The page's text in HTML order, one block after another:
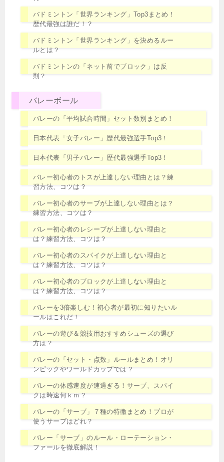
バドミントン「世界ランキング」Top3まとめ！
歴代最強は誰だ！？
バドミントン「世界ランキング」を決めるルー
ルとは？
バドミントンの「ネット前でブロック」は反
則？
バレーボール
バレーの「平均試合時間」セット数別まとめ！
日本代表「女子バレー」歴代最強選手Top3！
日本代表「男子バレー」歴代最強選手Top3！
バレー初心者のトスが上達しない理由とは？練
習方法、コツは？
バレー初心者のサーブが上達しない理由とは？
練習方法、コツは？
バレー初心者のレシーブが上達しない理由と
は？練習方法、コツは？
バレー初心者のスパイクが上達しない理由と
は？練習方法、コツは？
バレー初心者のブロックが上達しない理由と
は？練習方法、コツは？
バレーを3倍楽しむ！初心者が最初に知りたいル
ールはこれだ！
バレーの遊び＆競技用おすすめシューズの選び
方は？
バレーの「セット・点数」ルールまとめ！オリ
ンピックやワールドカップでは？
バレーの体感速度が速過ぎる！サーブ、スパイ
クは時速何ｋｍ？
バレーの「サーブ」７種の特徴まとめ！プロが
使うサーブはどれ？
バレー「サーブ」のルール・ローテーション・
ファールを徹底解説！